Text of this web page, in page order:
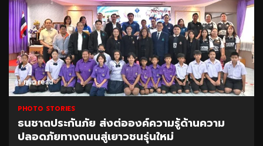
1 min read
PHOTO STORIES
ธนชาตประกันภัย ส่งต่อองค์ความรู้ด้านความ
ปลอดภัยทางถนนสู่เยาวชนรุ่นใหม่